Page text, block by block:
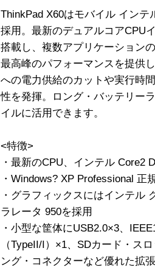
ThinkPad X60はモバイル イン
採用。最新のデュアルコアCPU
搭載し、複数アプリケーション
最高峰のパフォーマンスを提供
への電力供給のカットや実行時
性を発揮。ロング・バッテリー
イルに活用できます。
<特徴>
・最新のCPU、インテル Core2
・Windows? XP Professional 正
・グラフィックスにはインテル
ラレータ 950を採用
・小型な筐体にUSB2.0×3、
（TypeII/I）×1、SDカード・ス
ング・コネクターなど優れた拡